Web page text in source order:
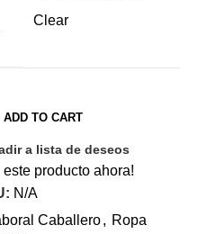
Clear
ADD TO CART
a lista de deseos
producto ahora!
N/A
Caballero, Ropa